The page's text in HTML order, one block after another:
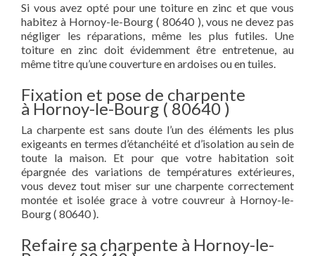
Si vous avez opté pour une toiture en zinc et que vous
habitez à Hornoy-le-Bourg ( 80640 ), vous ne devez pas
négliger les réparations, même les plus futiles. Une
toiture en zinc doit évidemment être entretenue, au
même titre qu’une couverture en ardoises ou en tuiles.
Fixation et pose de charpente
à Hornoy-le-Bourg ( 80640 )
La charpente est sans doute l’un des éléments les plus
exigeants en termes d’étanchéité et d’isolation au sein de
toute la maison. Et pour que votre habitation soit
épargnée des variations de températures extérieures,
vous devez tout miser sur une charpente correctement
montée et isolée grace à votre couvreur à Hornoy-le-
Bourg ( 80640 ).
Refaire sa charpente à Hornoy-le-